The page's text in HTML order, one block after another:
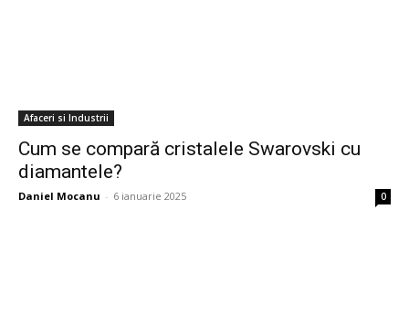
Afaceri si Industrii
Cum se compară cristalele Swarovski cu
diamantele?
Daniel Mocanu - 6 ianuarie 2025 0